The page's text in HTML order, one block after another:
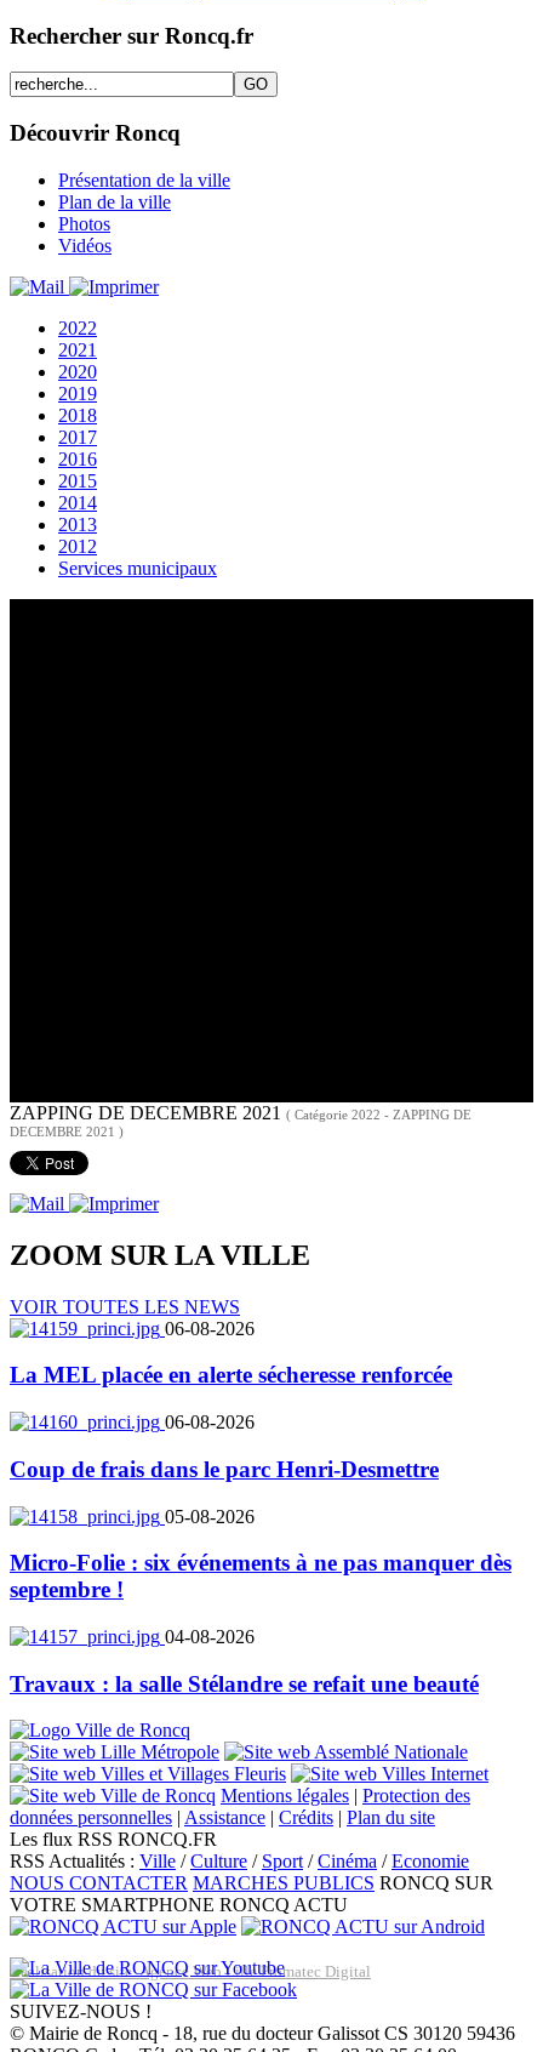
Rechercher sur Roncq.fr
Découvrir Roncq
Présentation de la ville
Plan de la ville
Photos
Vidéos
2022
2021
2020
2019
2018
2017
2016
2015
2014
2013
2012
Services municipaux
ZAPPING DE DECEMBRE 2021 ( Catégorie 2022 - ZAPPING DE
DECEMBRE 2021 )
ZOOM SUR LA VILLE
VOIR TOUTES LES NEWS
06-08-2026
La MEL placée en alerte sécheresse renforcée
06-08-2026
Coup de frais dans le parc Henri-Desmettre
05-08-2026
Micro-Folie : six événements à ne pas manquer dès
septembre !
04-08-2026
Travaux : la salle Stélandre se refait une beauté
Mentions légales | Protection des
données personnelles | Assistance | Crédits | Plan du site
Les flux RSS RONCQ.FR
RSS Actualités : Ville /Culture / Sport/Cinéma /Economie
NOUS CONTACTER MARCHES PUBLICS RONCQ SUR
VOTRE SMARTPHONE RONCQ ACTU
Réalisation du site: Agence Web Lille Promatec Digital
SUIVEZ-NOUS !
© Mairie de Roncq - 18, rue du docteur Galissot CS 30120 59436